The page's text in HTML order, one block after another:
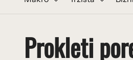
Prokleti